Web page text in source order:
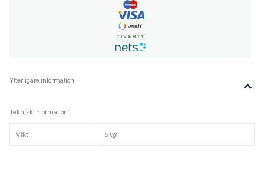
Ytterligare information
Teknisk Information
Vikt 5 kg